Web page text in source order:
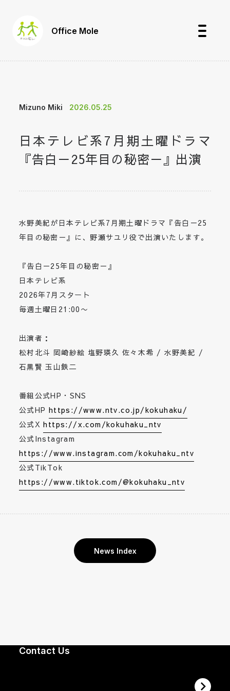
Office Mole
Mizuno Miki 2026.05.25
日本テレビ系7月期土曜ドラマ
『告白－25年目の秘密－』出演
水野美紀が日本テレビ系7月期土曜ドラマ『告白－25
年目の秘密－』に、野瀬サユリ役で出演いたします。
『告白－25年目の秘密－』
日本テレビ系
2026年7月スタート
毎週土曜日21:00〜
出演者：
松村北斗 岡崎紗絵 塩野瑛久 佐々木希 / 水野美紀 /
石黒賢 玉山鉄二
番組公式HP・SNS
公式HP https://www.ntv.co.jp/kokuhaku/
公式Xhttps://x.com/kokuhaku_ntv
公式Instagram
https://www.instagram.com/kokuhaku_ntv
公式TikTok
https://www.tiktok.com/@kokuhaku_ntv
News Index
Contact Us